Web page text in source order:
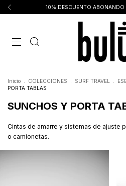
10% DESCUENTO ABONANDO
Inicio COLECCIONES SURF TRAVEL
PORTA TABLAS
SUNCHOS Y PORTA
Cintas de amarre y sistemas de ajuste
o camionetas.